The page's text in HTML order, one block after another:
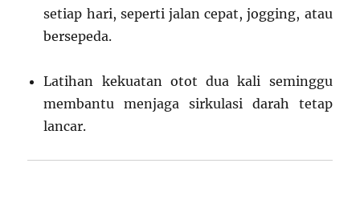
setiap hari, seperti jalan cepat, jogging, atau
bersepeda.
Latihan kekuatan otot dua kali seminggu
membantu menjaga sirkulasi darah tetap
lancar.